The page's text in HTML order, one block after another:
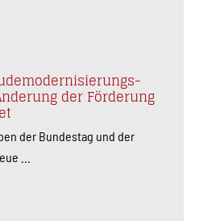
der Förderung
der Bundestag und der
...